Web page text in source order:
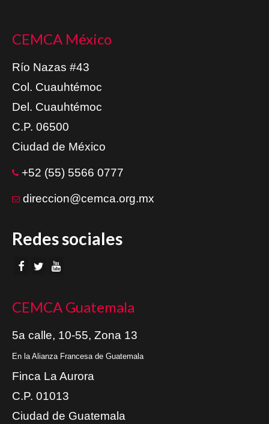
CEMCA México
Río Nazas #43
Col. Cuauhtémoc
Del. Cuauhtémoc
C.P. 06500
Ciudad de México
+52 (55) 5566 0777
direccion@cemca.org.mx
Redes sociales
CEMCA Guatemala
5a calle, 10-55, Zona 13
En la Alianza Francesa de Guatemala
Finca La Aurora
C.P. 01013
Ciudad de Guatemala